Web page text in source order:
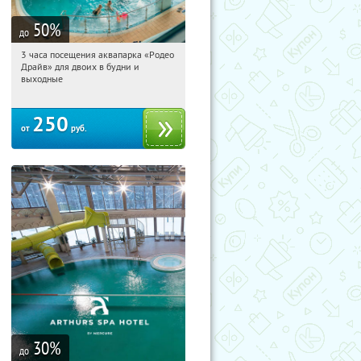
до 50%
01:49:49 Купили:340
Озерки
3 часа посещения аквапарка «Родео
Драйв» для двоих в будни и
выходные
от 250 руб.
до 30%